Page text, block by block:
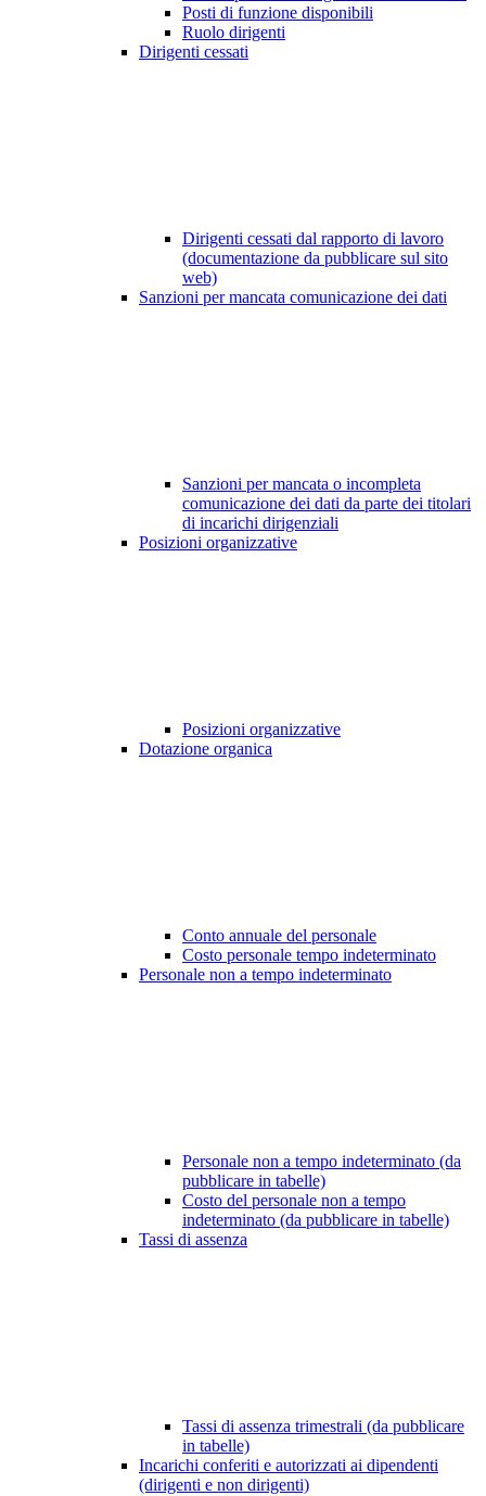
Posti di funzione disponibili
Ruolo dirigenti
Dirigenti cessati
Dirigenti cessati dal rapporto di lavoro
(documentazione da pubblicare sul sito
web)
Sanzioni per mancata comunicazione dei dati
Sanzioni per mancata o incompleta
comunicazione dei dati da parte dei titolari
di incarichi dirigenziali
Posizioni organizzative
Posizioni organizzative
Dotazione organica
Conto annuale del personale
Costo personale tempo indeterminato
Personale non a tempo indeterminato
Personale non a tempo indeterminato (da
pubblicare in tabelle)
Costo del personale non a tempo
indeterminato (da pubblicare in tabelle)
Tassi di assenza
Tassi di assenza trimestrali (da pubblicare
in tabelle)
Incarichi conferiti e autorizzati ai dipendenti
(dirigenti e non dirigenti)